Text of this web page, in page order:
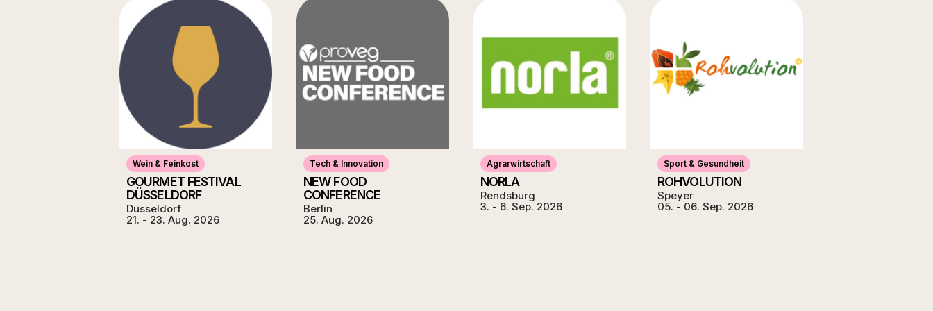
Wein & Feinkost
GOURMET FESTIVAL
DÜSSELDORF
Düsseldorf
21. - 23. Aug. 2026
Tech & Innovation
NEW FOOD
CONFERENCE
Berlin
25. Aug. 2026
Agrarwirtschaft
NORLA
Rendsburg
3. - 6. Sep. 2026
Sport & Gesundheit
ROHVOLUTION
Speyer
05. - 06. Sep. 2026